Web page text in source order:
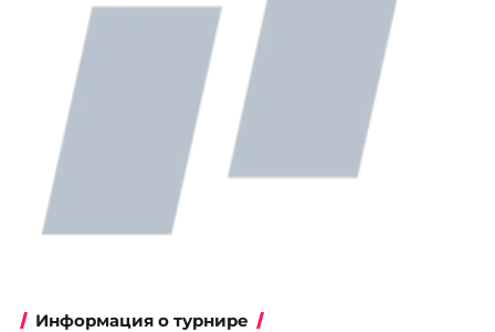
Информация о турнире